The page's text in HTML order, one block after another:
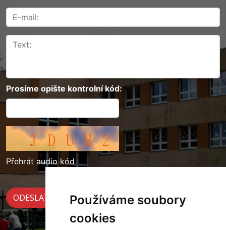
Používáme soubory
cookies
Prosíme opište kontrolní kód:
Přehrát audio kód